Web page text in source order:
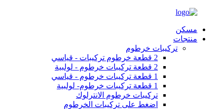
مسكن
منتجات
تركيبات خرطوم
2 قطعة خرطوم تركيبات - قياسي
2 قطعة تركيبات خرطوم - لولبية
1 قطعة تركيبات خرطوم - قياسي
1 قطعة تركيبات خرطوم- لولبية
تركيبات خرطوم الانترلوك
اضغط على تركيبات الخرطوم